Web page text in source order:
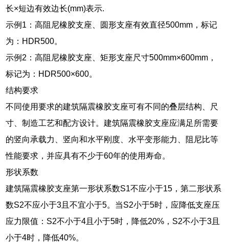
长×短边有效边长(mm)表示.
示例1：高阻尼橡胶支座、圆形支座有效直径500mm，标记
为：HDR500。
示例2：高阻尼橡胶支座、矩形支座尺寸500mm×600mm，
标记为：HDR500×600。
结构要求
不同使用要求的建筑隔震橡胶支座可有不同的叠层结构、尺
寸、制造工艺和配方设计。建筑隔震橡胶支座应满足所需要
的竖向承载力、竖向和水平刚度、水平变形能力、阻尼比等
性能要求，并应具有不少于60年的使用寿命。
形状系数
建筑隔震橡胶支座第一形状系数S1不应小于15，第二形状系
数S2不应小于3且不宜小于5。当S2小于5时，应降低支座压
应力限值：S2不小于4且小于5时，降低20%，S2不小于3且
小于4时，降低40%。